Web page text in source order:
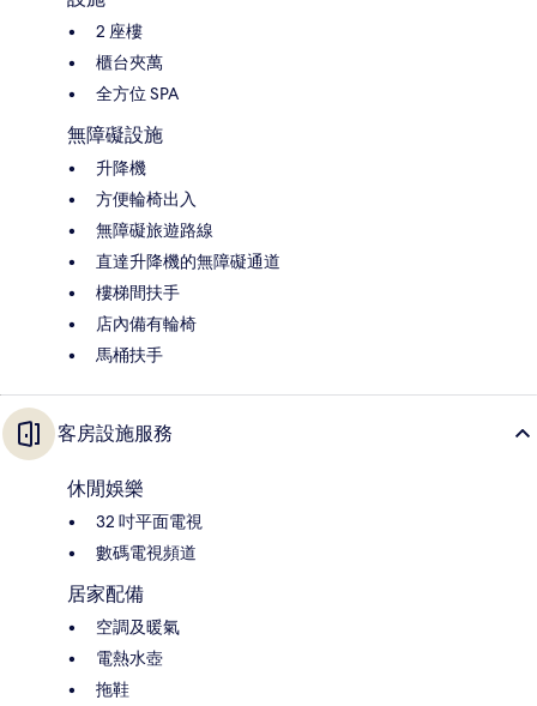
2 座樓
櫃台夾萬
全方位 SPA
無障礙設施
升降機
方便輪椅出入
無障礙旅遊路線
直達升降機的無障礙通道
樓梯間扶手
店內備有輪椅
馬桶扶手
客房設施服務
休閒娛樂
32 吋平面電視
數碼電視頻道
居家配備
空調及暖氣
電熱水壺
拖鞋